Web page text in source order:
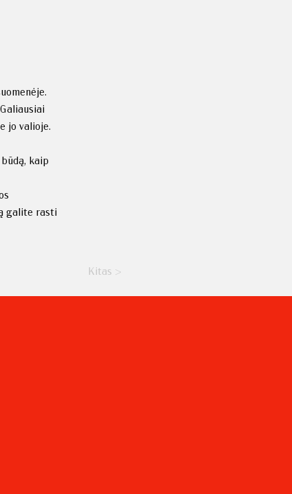
jo valioje.
kaip
galite rasti
Kitas >